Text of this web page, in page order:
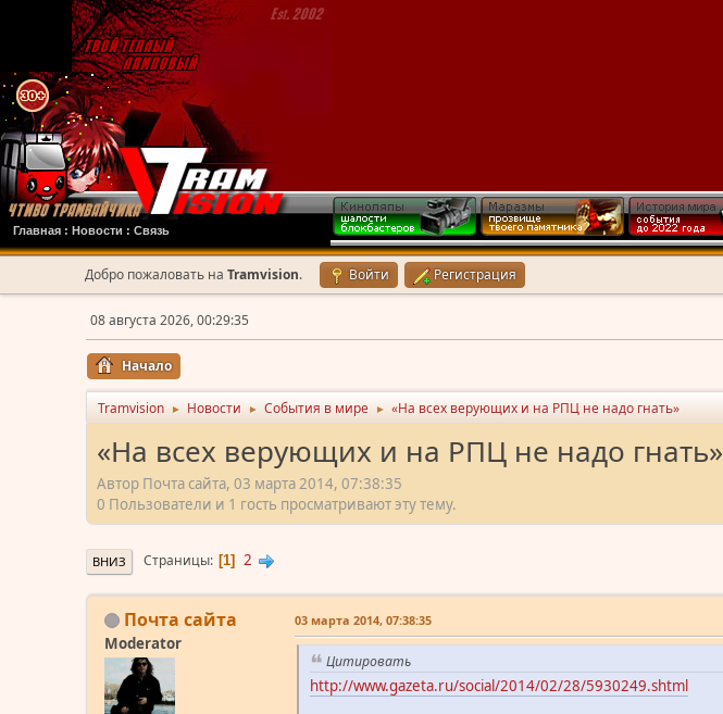
Главная : Новости : Связь
Добро пожаловать наTramvision. Войти Регистрация
08 августа 2026, 00:29:35
Начало
Tramvision ► Новости ► События в мире ► «На всех верующих и на РПЦ не надо гнать»
«На всех верующих и на РПЦ не надо гнать»
Автор Почта сайта, 03 марта 2014, 07:38:35
0 Пользователи и 1 гость просматривают эту тему.
ВНИЗ Страницы 1 2
Почта сайта
Moderator
03 марта 2014, 07:38:35
Цитировать
http://www.gazeta.ru/social/2014/02/28/5930249.shtml